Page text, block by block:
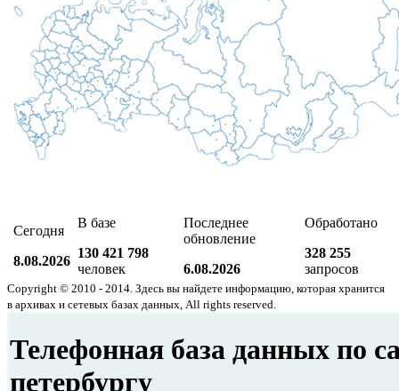
Сегодня
8.08.2026
В базе
130 421 798
человек
Последнее
обновление
6.08.2026
Обработано
328 255
запросов
Copyright © 2010 - 2014. Здесь вы найдете информацию, которая хранится
в архивах и сетевых базах данных, All rights reserved.
Телефонная база данных по
петербургу